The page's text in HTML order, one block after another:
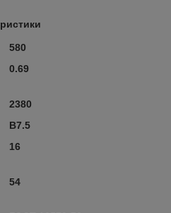
580
0.69
2380
В7.5
16
54